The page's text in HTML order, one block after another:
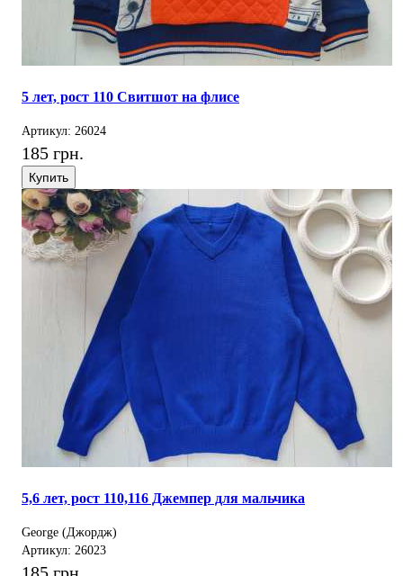
5 лет, рост 110 Свитшот на флисе
Артикул: 26024
185 грн.
Купить
5,6 лет, рост 110,116 Джемпер для мальчика
George (Джордж)
Артикул: 26023